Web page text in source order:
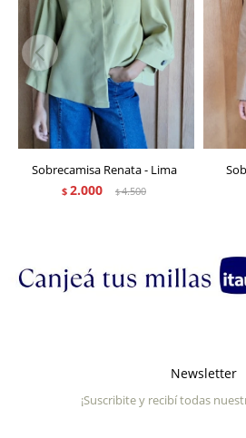
Sobrecamisa Renata - Lima
$ 2.000 $4.500
Newsletter
¡Suscribite y recibí todas